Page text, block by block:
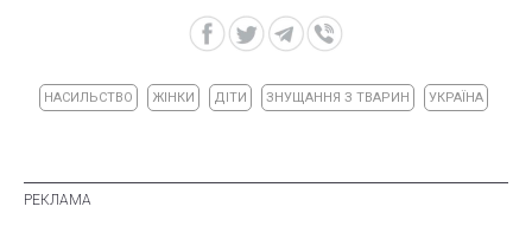
НАСИЛЬСТВО ЖІНКИ ДІТИ ЗНУЩАННЯ З ТВАРИН УКРАЇНА